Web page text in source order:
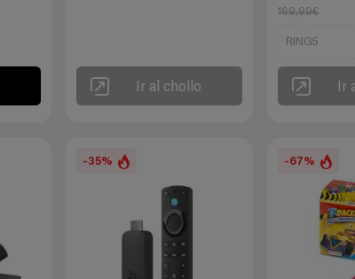
Ir al chollo
169,99€
RING5
Ir
-35% -67%